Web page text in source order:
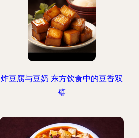
炸豆腐与豆奶 东方饮食中的豆香双
璧